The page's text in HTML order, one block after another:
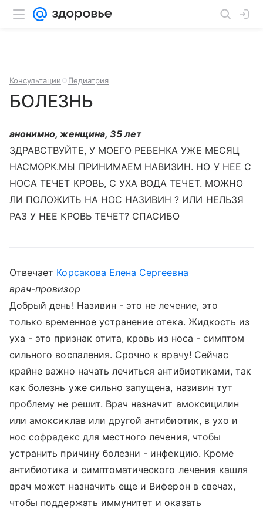
Консультации Педиатрия
БОЛЕЗНЬ
анонимно, женщина, 35 лет
ЗДРАВСТВУЙТЕ, У МОЕГО РЕБЕНКА УЖЕ МЕСЯЦ
НАСМОРК.МЫ ПРИНИМАЕМ НАВИЗИН. НО У НЕЕ С
НОСА ТЕЧЕТ КРОВЬ, С УХА ВОДА ТЕЧЕТ. МОЖНО
ЛИ ПОЛОЖИТЬ НА НОС НАЗИВИН ? ИЛИ НЕЛЬЗЯ
РАЗ У НЕЕ КРОВЬ ТЕЧЕТ? СПАСИБО
Отвечает Корсакова Елена Сергеевна
врач-провизор
Добрый день! Називин - это не лечение, это
только временное устранение отека. Жидкость из
уха - это признак отита, кровь из носа - симптом
сильного воспаления. Срочно к врачу! Сейчас
крайне важно начать лечиться антибиотиками, так
как болезнь уже сильно запущена, називин тут
проблему не решит. Врач назначит амоксицилин
или амоксиклав или другой антибиотик, в ухо и
нос софрадекс для местного лечения, чтобы
устранить причину болезни - инфекцию. Кроме
антибиотика и симптоматического лечения кашля
врач может назначить еще и Виферон в свечах,
чтобы поддержать иммунитет и оказать